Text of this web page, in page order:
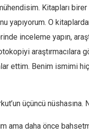
Kitapları
yapıyorum. O
inceleme yapın,
araştırmacılara
ettim. Benim ismimi
üçüncü
ama daha önce